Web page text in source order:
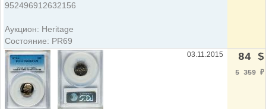
952496912632156
Аукцион: Heritage
Состояние: PR69
03.11.2015 84 $
5 359 ₽